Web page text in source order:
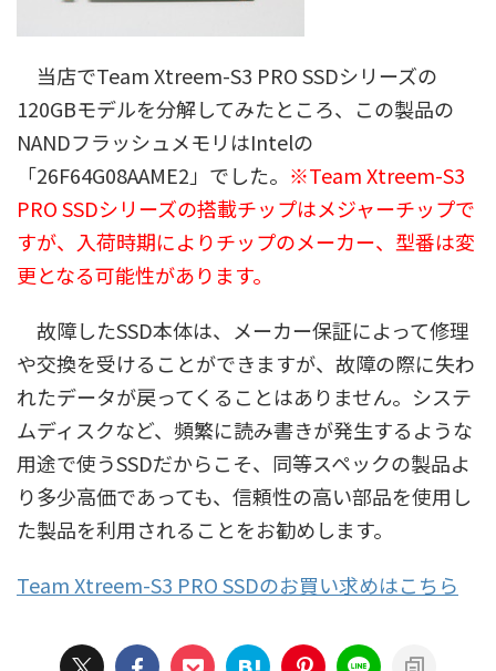
当店でTeam Xtreem-S3 PRO SSDシリーズの
120GBモデルを分解してみたところ、この製品の
NANDフラッシュメモリはIntelの
「26F64G08AAME2」でした。 ※Team Xtreem-S3
PRO SSDシリーズの搭載チップはメジャーチップで
すが、入荷時期によりチップのメーカー、型番は変
更となる可能性があります。
故障したSSD本体は、メーカー保証によって修理
や交換を受けることができますが、故障の際に失わ
れたデータが戻ってくることはありません。システ
ムディスクなど、頻繁に読み書きが発生するような
用途で使うSSDだからこそ、同等スペックの製品よ
り多少高価であっても、信頼性の高い部品を使用し
た製品を利用されることをお勧めします。
Team Xtreem-S3 PRO SSDのお買い求めはこちら